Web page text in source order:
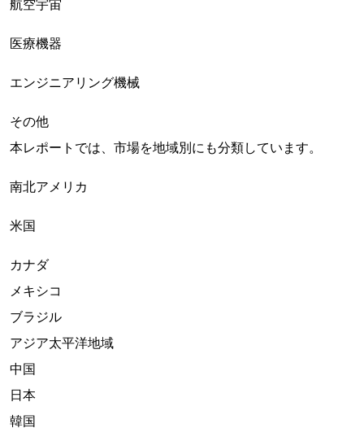
航空宇宙
医療機器
エンジニアリング機械
その他
本レポートでは、市場を地域別にも分類しています。
南北アメリカ
米国
カナダ
メキシコ
ブラジル
アジア太平洋地域
中国
日本
韓国